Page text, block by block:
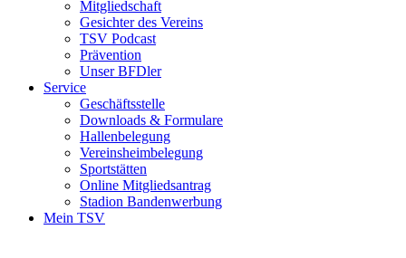
Mitgliedschaft
Gesichter des Vereins
TSV Podcast
Prävention
Unser BFDler
Service
Geschäftsstelle
Downloads & Formulare
Hallenbelegung
Vereinsheimbelegung
Sportstätten
Online Mitgliedsantrag
Stadion Bandenwerbung
Mein TSV